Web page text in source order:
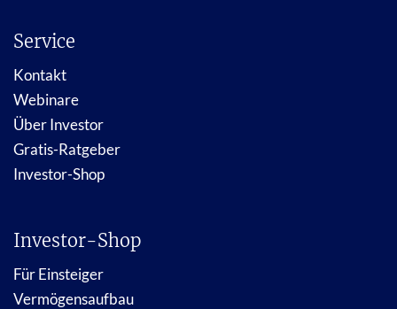
Service
Kontakt
Webinare
Über Investor
Gratis-Ratgeber
Investor-Shop
Investor-Shop
Für Einsteiger
Vermögensaufbau